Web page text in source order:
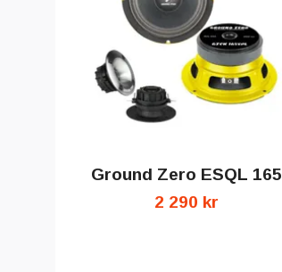
Ground Zero ESQL 165
2 290 kr